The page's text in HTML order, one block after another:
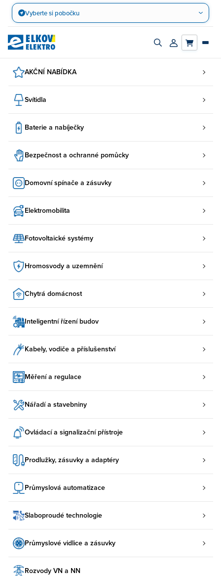
Přejít
obsah
Vyberte si pobočku
Zapnout/vypnout
Přihlásit/
AKČNÍ NABÍDKA
Svítidla
Baterie a nabíječky
Bezpečnost a ochranné pomůcky
Domovní spínače a zásuvky
Elektromobilita
Fotovoltaické systémy
Hromosvody a uzemnění
Chytrá domácnost
Inteligentní řízení budov
Kabely, vodiče a příslušenství
Měření a regulace
Nářadí a stavebniny
Ovládací a signalizační přístroje
Prodlužky, zásuvky a adaptéry
Průmyslová automatizace
Slaboproudé technologie
Průmyslové vidlice a zásuvky
Rozvody VN a NN